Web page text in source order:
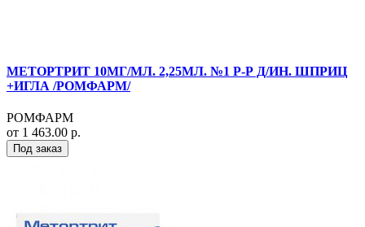
МЕТОРТРИТ 10МГ/МЛ. 2,25МЛ. №1 Р-Р Д/ИН. ШПРИЦ
+ИГЛА /РОМФАРМ/
РОМФАРМ
от 1 463.00 р.
Под заказ